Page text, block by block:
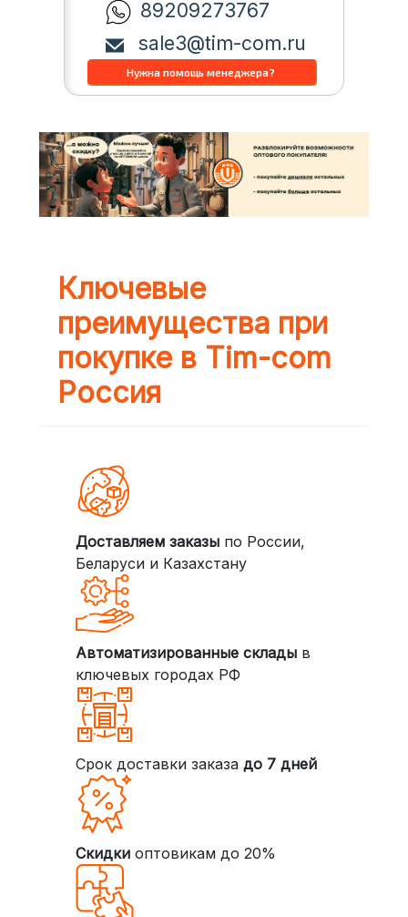
89209273767
sale3@tim-com.ru
Ключевые
преимущества при
покупке в Tim-com
Россия
Доставляем заказыпо России,
Беларуси и Казахстану
Автоматизированные складыв
ключевых городах РФ
Срок доставки заказа до 7 дней
Скидкиоптовикам до 20%